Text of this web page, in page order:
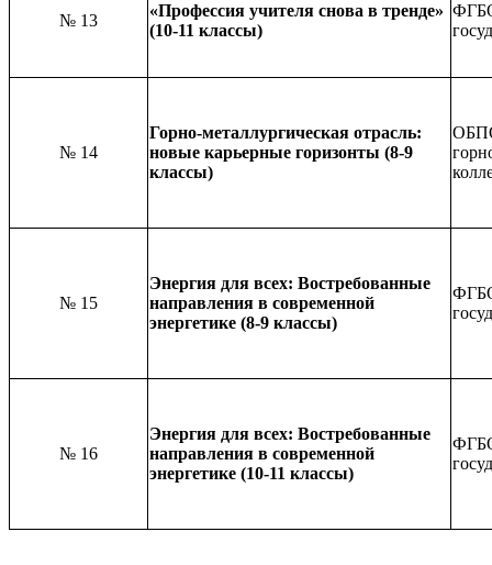
№ 13
«Профессия учителя снова в тренде»
(10-11 классы)
№ 14
Горно-металлургическая отрасль:
новые карьерные горизонты (8-9
классы)
№ 15
Энергия для всех: Востребованные
направления в современной
энергетике (8-9 классы)
№ 16
Энергия для всех: Востребованные
направления в современной
энергетике (10-11 классы)